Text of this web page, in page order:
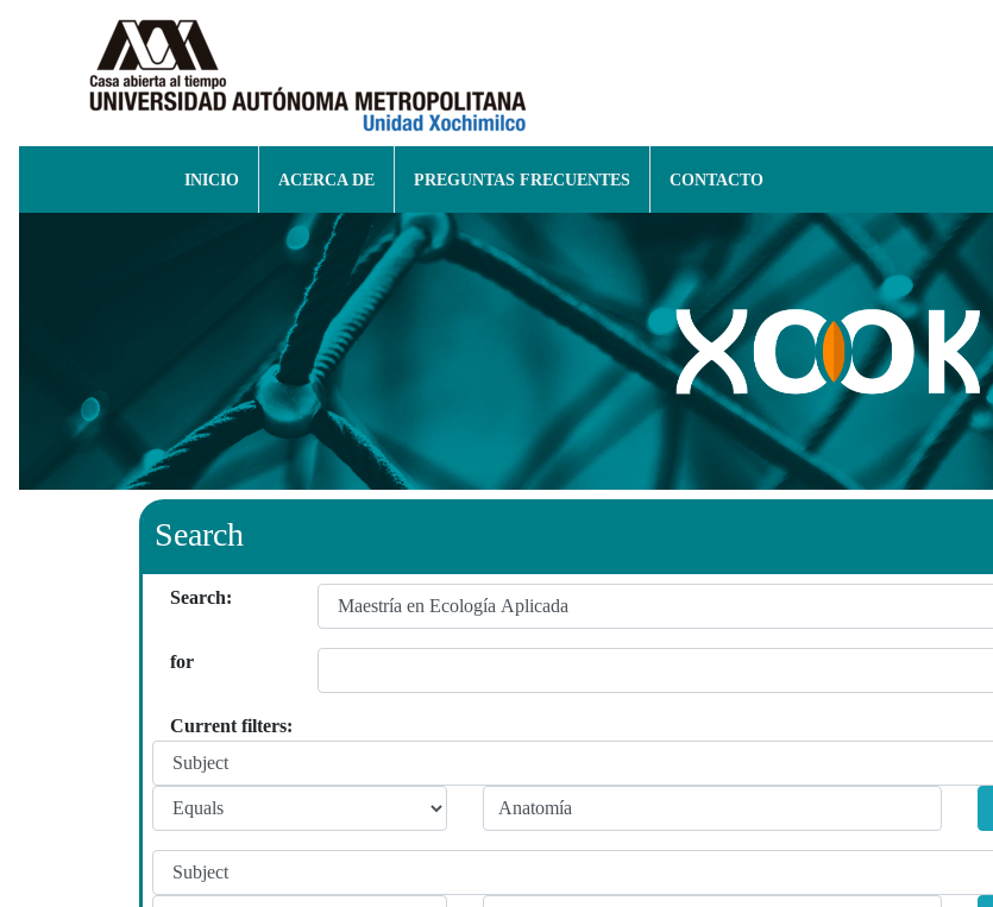
INICIO ACERCA DE PREGUNTAS FRECUENTES CONTACTO
Search
Search:
for
Current filters: